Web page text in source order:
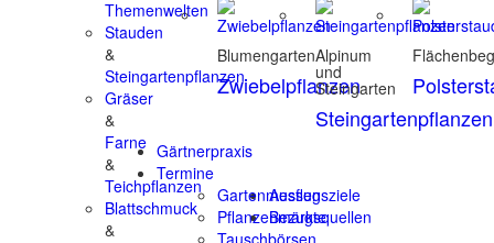
Themenwelten
Stauden
&
Steingartenpflanzen
Gräser
&
Farne
&
Teichpflanzen
Blattschmuck
&
Blumengarten
Zwiebelpflanzen
Alpinum
und
Steingarten
Steingartenpflanzen
Gärtnerpraxis
Termine
Gartenmessen
Pflanzenmärkte
Ausflugsziele
Bezugsquellen